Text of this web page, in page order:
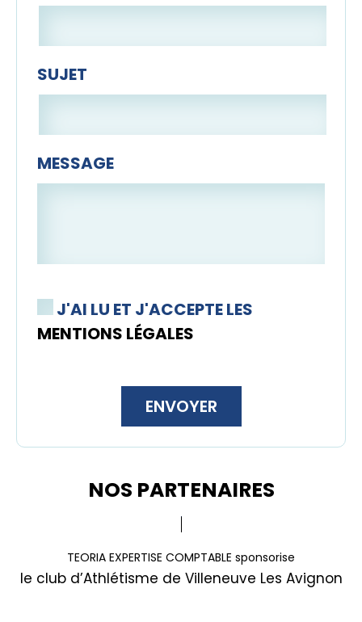
SUJET
MESSAGE
J'AI LU ET J'ACCEPTE LES
MENTIONS LÉGALES
NOS PARTENAIRES
TEORIA EXPERTISE COMPTABLE sponsorise
le club d’Athlétisme de Villeneuve Les Avignon